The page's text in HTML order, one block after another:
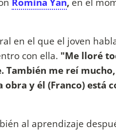
en el que el joven
con ella. "Me lloré
También me reí
y él (Franco) está
al aprendizaje